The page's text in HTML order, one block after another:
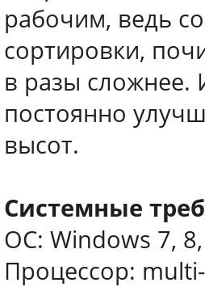
рабочим, ведь
сортировки,
в разы сложнее.
постоянно
высот.
Системные
ОС: Windows 7,
Процессор: